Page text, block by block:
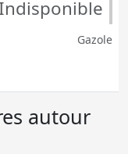
Indisponible
Gazole
autour